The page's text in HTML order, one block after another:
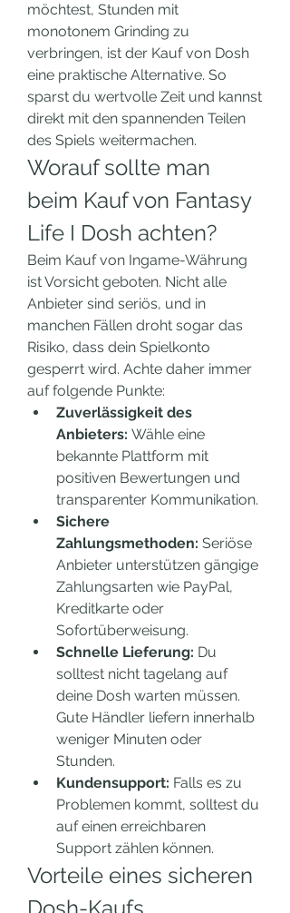
möchtest, Stunden mit
monotonem Grinding zu
verbringen, ist der Kauf von Dosh
eine praktische Alternative. So
sparst du wertvolle Zeit und kannst
direkt mit den spannenden Teilen
des Spiels weitermachen.
Worauf sollte man
beim Kauf von Fantasy
Life I Dosh achten?
Beim Kauf von Ingame-Währung
ist Vorsicht geboten. Nicht alle
Anbieter sind seriös, und in
manchen Fällen droht sogar das
Risiko, dass dein Spielkonto
gesperrt wird. Achte daher immer
auf folgende Punkte:
Zuverlässigkeit des
Anbieters: Wähle eine
bekannte Plattform mit
positiven Bewertungen und
transparenter Kommunikation.
Sichere
Zahlungsmethoden: Seriöse
Anbieter unterstützen gängige
Zahlungsarten wie PayPal,
Kreditkarte oder
Sofortüberweisung.
Schnelle Lieferung: Du
solltest nicht tagelang auf
deine Dosh warten müssen.
Gute Händler liefern innerhalb
weniger Minuten oder
Stunden.
Kundensupport: Falls es zu
Problemen kommt, solltest du
auf einen erreichbaren
Support zählen können.
Vorteile eines sicheren